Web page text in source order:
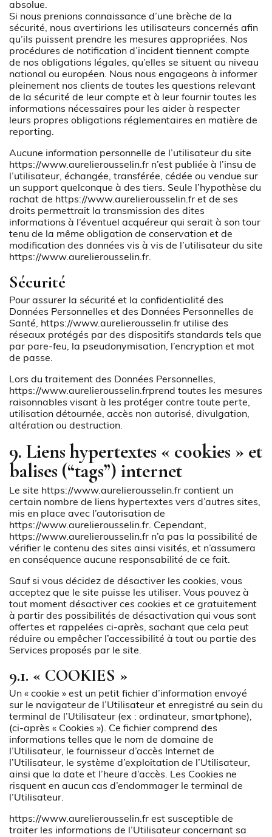
absolue.
Si nous prenions connaissance d’une brèche de la
sécurité, nous avertirions les utilisateurs concernés afin
qu’ils puissent prendre les mesures appropriées. Nos
procédures de notification d’incident tiennent compte
de nos obligations légales, qu’elles se situent au niveau
national ou européen. Nous nous engageons à informer
pleinement nos clients de toutes les questions relevant
de la sécurité de leur compte et à leur fournir toutes les
informations nécessaires pour les aider à respecter
leurs propres obligations réglementaires en matière de
reporting.
Aucune information personnelle de l’utilisateur du site
https://www.aurelierousselin.fr n’est publiée à l’insu de
l’utilisateur, échangée, transférée, cédée ou vendue sur
un support quelconque à des tiers. Seule l’hypothèse du
rachat de https://www.aurelierousselin.fr et de ses
droits permettrait la transmission des dites
informations à l’éventuel acquéreur qui serait à son tour
tenu de la même obligation de conservation et de
modification des données vis à vis de l’utilisateur du site
https://www.aurelierousselin.fr.
Sécurité
Pour assurer la sécurité et la confidentialité des
Données Personnelles et des Données Personnelles de
Santé, https://www.aurelierousselin.fr utilise des
réseaux protégés par des dispositifs standards tels que
par pare-feu, la pseudonymisation, l’encryption et mot
de passe.
Lors du traitement des Données Personnelles,
https://www.aurelierousselin.frprend toutes les mesures
raisonnables visant à les protéger contre toute perte,
utilisation détournée, accès non autorisé, divulgation,
altération ou destruction.
9. Liens hypertextes « cookies » et
balises (“tags”) internet
Le site https://www.aurelierousselin.fr contient un
certain nombre de liens hypertextes vers d’autres sites,
mis en place avec l’autorisation de
https://www.aurelierousselin.fr. Cependant,
https://www.aurelierousselin.fr n’a pas la possibilité de
vérifier le contenu des sites ainsi visités, et n’assumera
en conséquence aucune responsabilité de ce fait.
Sauf si vous décidez de désactiver les cookies, vous
acceptez que le site puisse les utiliser. Vous pouvez à
tout moment désactiver ces cookies et ce gratuitement
à partir des possibilités de désactivation qui vous sont
offertes et rappelées ci-après, sachant que cela peut
réduire ou empêcher l’accessibilité à tout ou partie des
Services proposés par le site.
9.1. « COOKIES »
Un « cookie » est un petit fichier d’information envoyé
sur le navigateur de l’Utilisateur et enregistré au sein du
terminal de l’Utilisateur (ex : ordinateur, smartphone),
(ci-après « Cookies »). Ce fichier comprend des
informations telles que le nom de domaine de
l’Utilisateur, le fournisseur d’accès Internet de
l’Utilisateur, le système d’exploitation de l’Utilisateur,
ainsi que la date et l’heure d’accès. Les Cookies ne
risquent en aucun cas d’endommager le terminal de
l’Utilisateur.
https://www.aurelierousselin.fr est susceptible de
traiter les informations de l’Utilisateur concernant sa